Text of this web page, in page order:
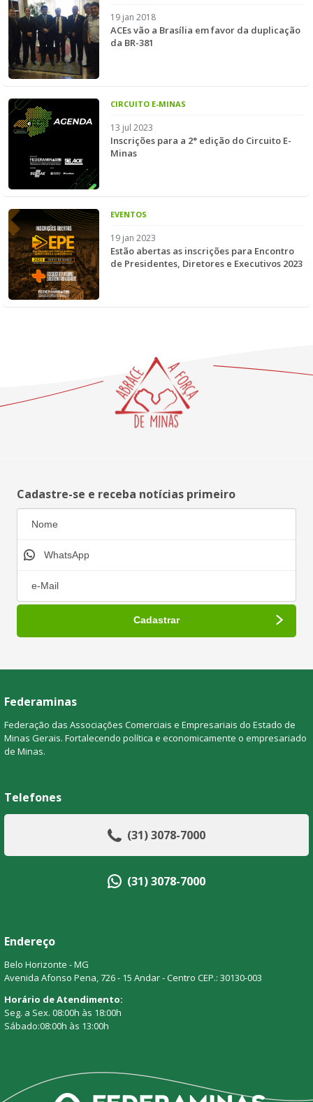
19 jan 2018
ACEs vão a Brasília em favor da duplicação
da BR-381
CIRCUITO E-MINAS
13 jul 2023
Inscrições para a 2° edição do Circuito E-
Minas
EVENTOS
19 jan 2023
Estão abertas as inscrições para Encontro
de Presidentes, Diretores e Executivos 2023
Cadastre-se e receba notícias primeiro
Federaminas
Federação das Associações Comerciais e Empresariais do Estado de
Minas Gerais. Fortalecendo política e economicamente o empresariado
de Minas.
Telefones
(31) 3078-7000
(31) 3078-7000
Endereço
Belo Horizonte - MG
Avenida Afonso Pena, 726 - 15 Andar - Centro CEP.: 30130-003
Horário de Atendimento:
Seg. a Sex. 08:00h às 18:00h
Sábado:08:00h às 13:00h